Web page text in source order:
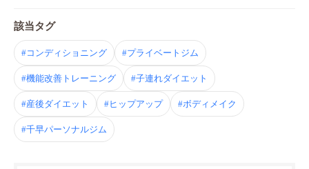
該当タグ
#コンディショニング #プライベートジム
#機能改善トレーニング #子連れダイエット
#産後ダイエット #ヒップアップ #ボディメイク
#千早パーソナルジム